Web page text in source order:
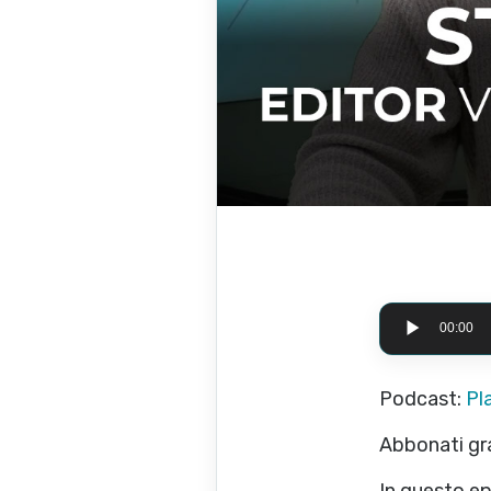
Audio Player
00:00
Podcast:
Abbonati